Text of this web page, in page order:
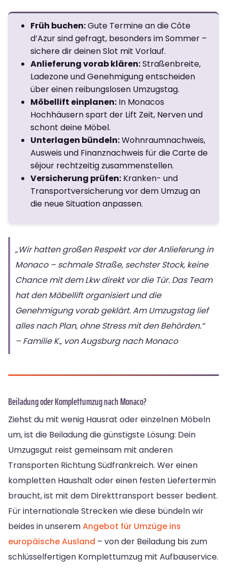
Früh buchen:Gute Termine an die Côte
d’Azur sind gefragt, besonders im Sommer –
sichere dir deinen Slot mit Vorlauf.
Anlieferung vorab klären:Straßenbreite,
Ladezone und Genehmigung entscheiden
über einen reibungslosen Umzugstag.
Möbellift einplanen: In Monacos
Hochhäusern spart der Lift Zeit, Nerven und
schont deine Möbel.
Unterlagen bündeln:Wohnraumnachweis,
Ausweis und Finanznachweis für die Carte de
séjour rechtzeitig zusammenstellen.
Versicherung prüfen: Kranken- und
Transportversicherung vor dem Umzug an
die neue Situation anpassen.
„Wir hatten großen Respekt vor der Anlieferung in
Monaco – schmale Straße, sechster Stock, keine
Chance mit dem Lkw direkt vor die Tür. Das Team
hat den Möbellift organisiert und die
Genehmigung vorab geklärt. Am Umzugstag lief
alles nach Plan, ohne Stress mit den Behörden.“
– Familie K., von Augsburg nach Monaco
Beiladung oder Komplettumzug nach Monaco?
Ziehst du mit wenig Hausrat oder einzelnen Möbeln
um, ist die Beiladung die günstigste Lösung: Dein
Umzugsgut reist gemeinsam mit anderen
Transporten Richtung Südfrankreich. Wer einen
kompletten Haushalt oder einen festen Liefertermin
braucht, ist mit dem Direkttransport besser bedient.
Für internationale Strecken wie diese bündeln wir
beides in unseremAngebot für Umzüge ins
europäische Ausland – von der Beiladung bis zum
schlüsselfertigen Komplettumzug mit Aufbauservice.